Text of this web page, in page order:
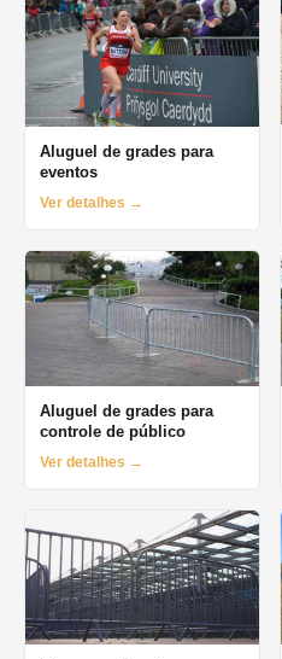
Aluguel de grades para
eventos
Ver detalhes →
Aluguel de grades para
controle de público
Ver detalhes →